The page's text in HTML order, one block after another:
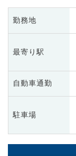
勤務地
最寄り駅
自動車通勤
駐車場